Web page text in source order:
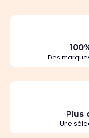
Des
Plus
Une